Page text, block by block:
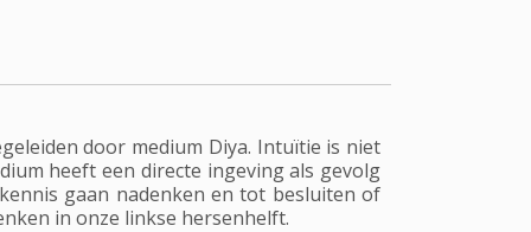
door medium Diya. Intuïtie is niet
heeft een directe ingeving als gevolg
gaan nadenken en tot besluiten of
in onze linkse hersenhelft.